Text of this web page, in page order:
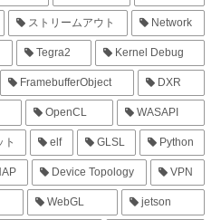
ストリームアウト Network
Tegra2 Kernel Debug
FramebufferObject DXR
OpenCL WASAPI
ト elf GLSL Python
Device Topology VPN
WebGL jetson